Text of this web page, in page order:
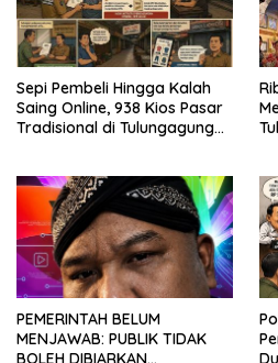
Sepi Pembeli Hingga Kalah
Saing Online, 938 Kios Pasar
Tradisional di Tulungagung
PEMERINTAH BELUM
MENJAWAB: PUBLIK TIDAK
BOLEH DIBIARKAN